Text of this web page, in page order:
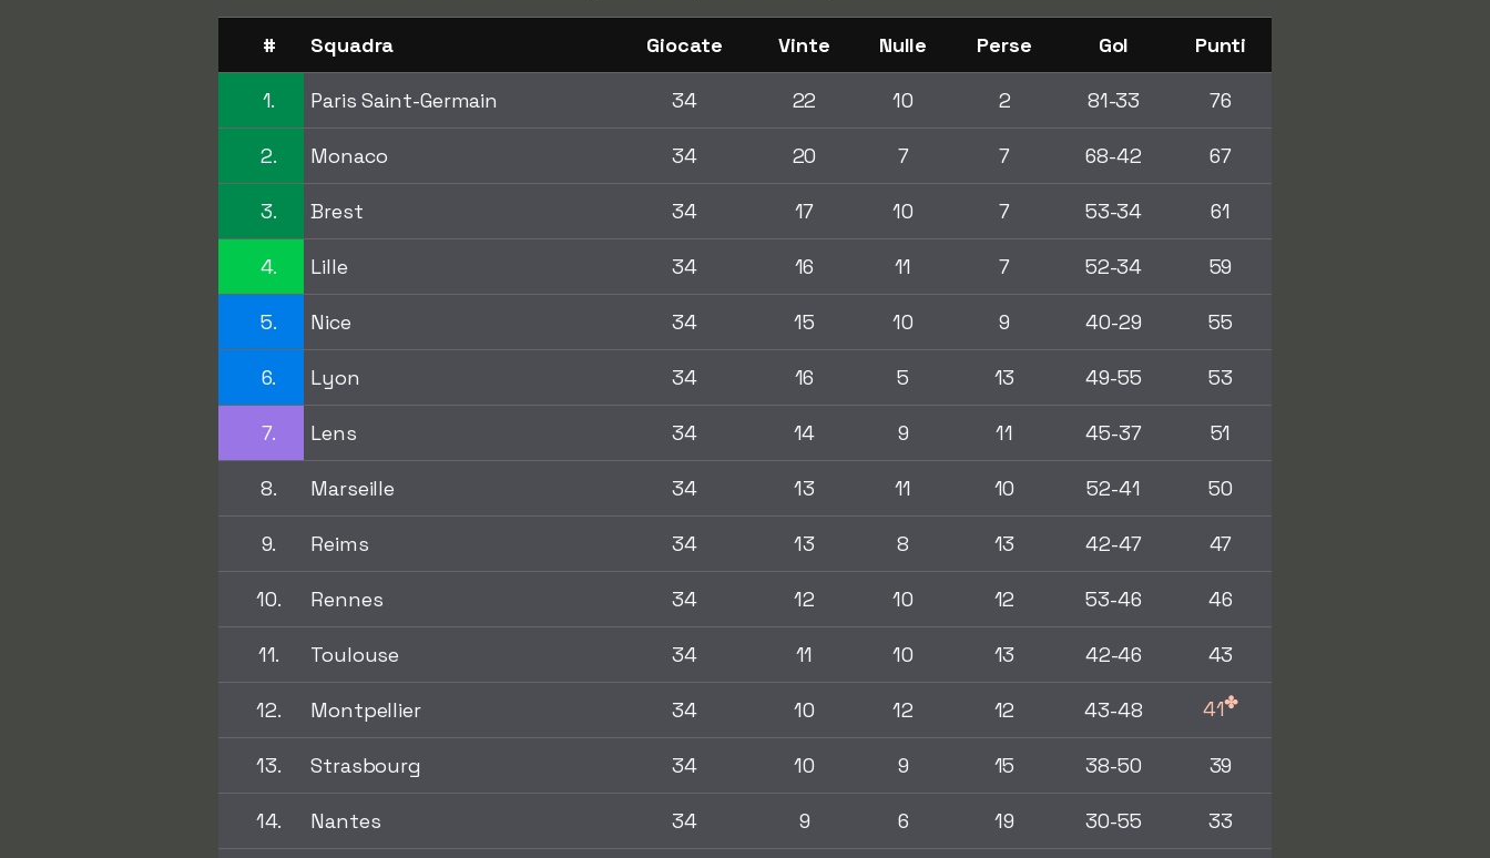
# Squadra Giocate Vinte Nulle Perse Gol Punti
1. Paris Saint-Germain 34 22 10 2 81-33 76
2. Monaco 34 20 7 7 68-42 67
3. Brest 34 17 10 7 53-34 61
4. Lille 34 16 11 7 52-34 59
5. Nice 34 15 10 9 40-29 55
6. Lyon 34 16 5 13 49-55 53
7. Lens 34 14 9 11 45-37 51
8. Marseille 34 13 11 10 52-41 50
9. Reims 34 13 8 13 42-47 47
10. Rennes 34 12 10 12 53-46 46
11. Toulouse 34 11 10 13 42-46 43
12. Montpellier 34 10 12 12 43-48 41✤
13. Strasbourg 34 10 9 15 38-50 39
14. Nantes 34 9 6 19 30-55 33